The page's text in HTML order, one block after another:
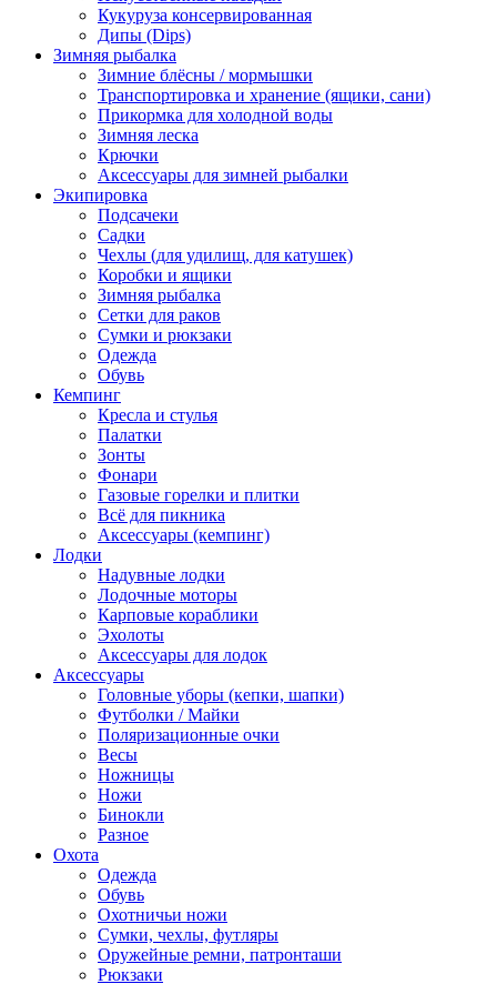
Кукуруза консервированная
Дипы (Dips)
Зимняя рыбалка
Зимние блёсны / мормышки
Транспортировка и хранение (ящики, сани)
Прикормка для холодной воды
Зимняя леска
Крючки
Аксессуары для зимней рыбалки
Экипировка
Подсачеки
Садки
Чехлы (для удилищ, для катушек)
Коробки и ящики
Зимняя рыбалка
Сетки для раков
Сумки и рюкзаки
Одежда
Обувь
Кемпинг
Кресла и стулья
Палатки
Зонты
Фонари
Газовые горелки и плитки
Всё для пикника
Аксессуары (кемпинг)
Лодки
Надувные лодки
Лодочные моторы
Карповые кораблики
Эхолоты
Аксессуары для лодок
Аксессуары
Головные уборы (кепки, шапки)
Футболки / Майки
Поляризационные очки
Весы
Ножницы
Ножи
Бинокли
Разное
Охота
Одежда
Обувь
Охотничьи ножи
Сумки, чехлы, футляры
Оружейные ремни, патронташи
Рюкзаки